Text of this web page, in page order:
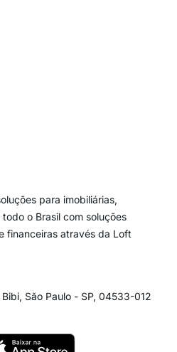
para imobiliárias,
o Brasil com soluções
financeiras através da Loft
São Paulo - SP, 04533-012